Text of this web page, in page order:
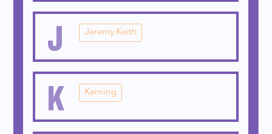
J Jeremy Keith
K Kerning